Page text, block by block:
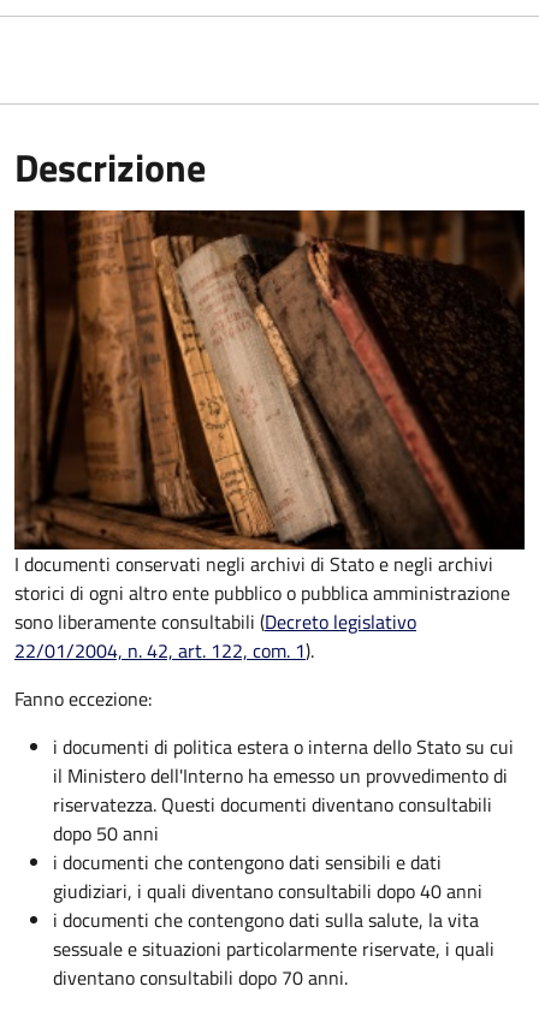
Descrizione
I documenti conservati negli archivi di Stato e negli archivi
storici di ogni altro ente pubblico o pubblica amministrazione
sono liberamente consultabili (Decreto legislativo
22/01/2004, n. 42, art. 122, com. 1).
Fanno eccezione:
i documenti di politica estera o interna dello Stato su cui
il Ministero dell'Interno ha emesso un provvedimento di
riservatezza. Questi documenti diventano consultabili
dopo 50 anni
i documenti che contengono dati sensibili e dati
giudiziari, i quali diventano consultabili dopo 40 anni
i documenti che contengono dati sulla salute, la vita
sessuale e situazioni particolarmente riservate, i quali
diventano consultabili dopo 70 anni.